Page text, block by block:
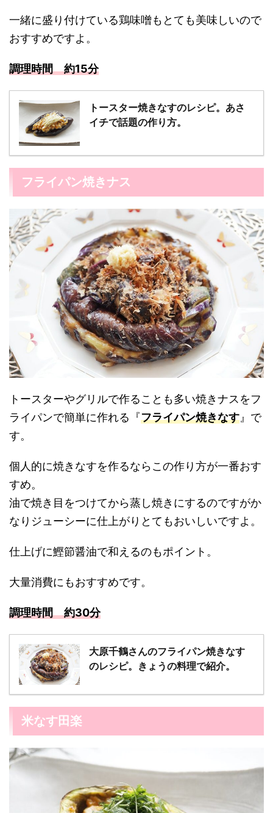
一緒に盛り付けている鶏味噌もとても美味しいので
おすすめですよ。
調理時間 約15分
トースター焼きなすのレシピ。あさ
イチで話題の作り方。
フライパン焼きナス
トースターやグリルで作ることも多い焼きナスをフ
ライパンで簡単に作れる『フライパン焼きなす』で
す。
個人的に焼きなすを作るならこの作り方が一番おす
すめ。
油で焼き目をつけてから蒸し焼きにするのですがか
なりジューシーに仕上がりとてもおいしいですよ。
仕上げに鰹節醤油で和えるのもポイント。
大量消費にもおすすめです。
調理時間 約30分
大原千鶴さんのフライパン焼きなす
のレシピ。きょうの料理で紹介。
米なす田楽